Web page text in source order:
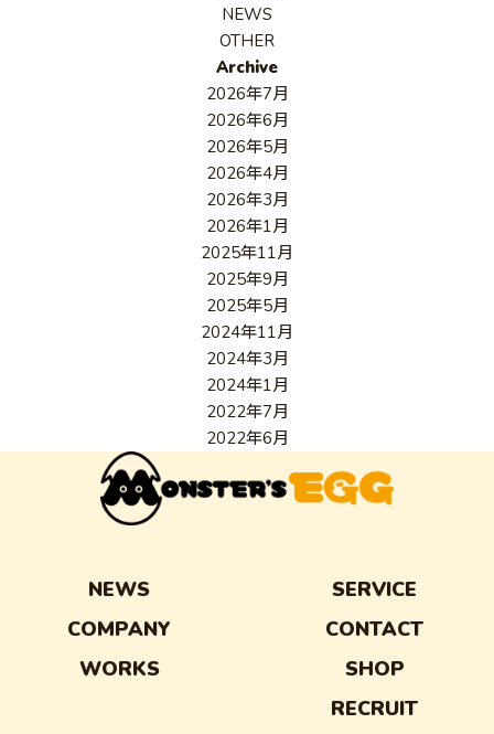
NEWS
OTHER
Archive
2026年7月
2026年6月
2026年5月
2026年4月
2026年3月
2026年1月
2025年11月
2025年9月
2025年5月
2024年11月
2024年3月
2024年1月
2022年7月
2022年6月
NEWS
COMPANY
WORKS
SERVICE
CONTACT
SHOP
RECRUIT